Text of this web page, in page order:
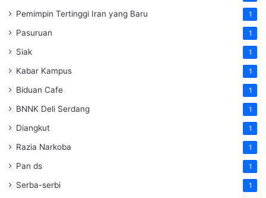
Pemimpin Tertinggi Iran yang Baru 1
Pasuruan 1
Siak 1
Kabar Kampus 1
Biduan Cafe 1
BNNK Deli Serdang 1
Diangkut 1
Razia Narkoba 1
Pan ds 1
Serba-serbi 1